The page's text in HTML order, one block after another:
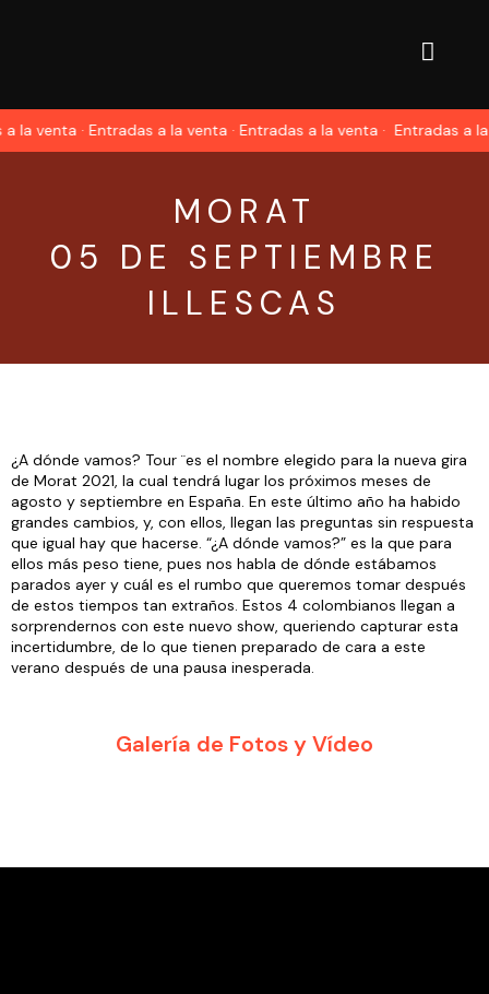
la venta · Entradas a la venta · Entradas a la venta · Entradas a la
MORAT
05 DE SEPTIEMBRE
ILLESCAS
¿A dónde vamos? Tour ̈ es el nombre elegido para la nueva gira
de Morat 2021, la cual tendrá lugar los próximos meses de
agosto y septiembre en España. En este último año ha habido
grandes cambios, y, con ellos, llegan las preguntas sin respuesta
que igual hay que hacerse. “¿A dónde vamos?” es la que para
ellos más peso tiene, pues nos habla de dónde estábamos
parados ayer y cuál es el rumbo que queremos tomar después
de estos tiempos tan extraños. Estos 4 colombianos llegan a
sorprendernos con este nuevo show, queriendo capturar esta
incertidumbre, de lo que tienen preparado de cara a este
verano después de una pausa inesperada.
Galería de Fotos y Vídeo